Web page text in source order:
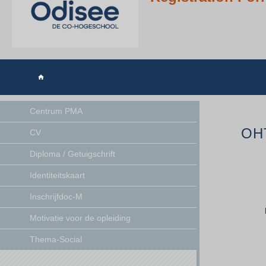

Centrum PMA
CV
Diploma / Getuigschrift
Identiteitskaart
Inschrijfdoc-M
Motivatie voor de opleiding
Thema-Social